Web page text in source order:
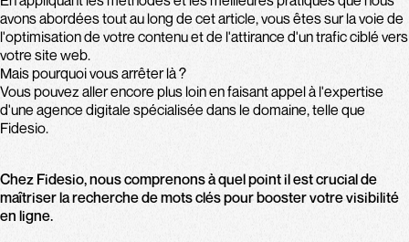
avons abordées tout au long de cet article, vous êtes sur la voie de
l'optimisation de votre contenu et de l'attirance d'un trafic ciblé vers
votre site web.
Mais pourquoi vous arrêter là ?
Vous pouvez aller encore plus loin en faisant appel à l'expertise
d'une agence digitale spécialisée dans le domaine, telle que
Fidesio.
Chez Fidesio, nous comprenons à quel point il est crucial de
maîtriser la recherche de mots clés pour booster votre visibilité
en ligne.